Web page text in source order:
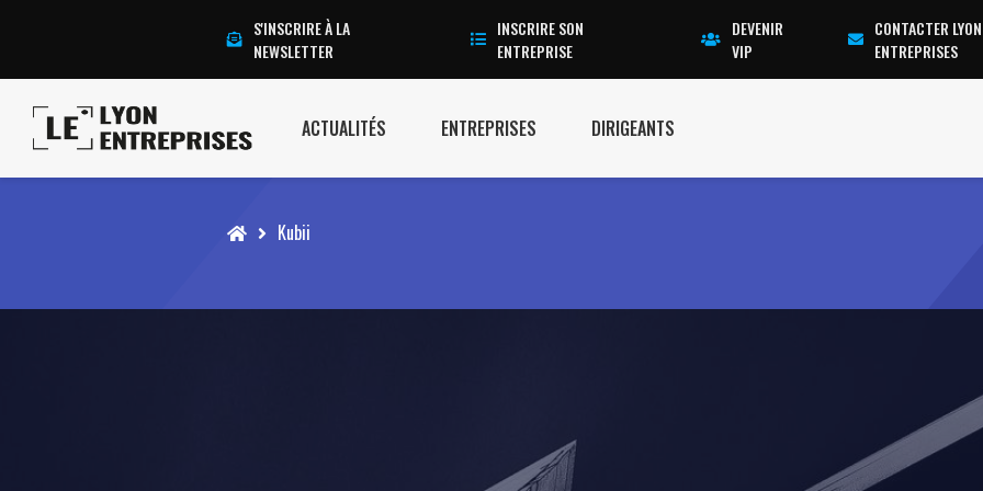
S'INSCRIRE À LA
NEWSLETTER
INSCRIRE SON
ENTREPRISE
DEVENIR
VIP
CONTACTER LYON
ENTREPRISES
ACTUALITÉS ENTREPRISES DIRIGEANTS
Accueil Kubii